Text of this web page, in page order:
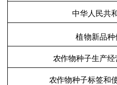
中华人民共
植物新品种
农作物种子生产
农作物种子标签和